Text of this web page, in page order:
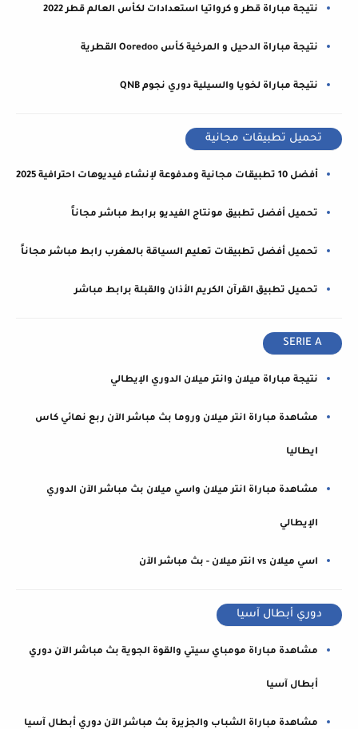
نتيجة مباراة قطر و كرواتيا استعدادات لكأس العالم قطر 2022
نتيجة مباراة الدحيل و المرخية كأس Ooredoo القطرية
نتيجة مباراة لخويا والسيلية دوري نجوم QNB
تحميل تطبيقات مجانية
أفضل 10 تطبيقات مجانية ومدفوعة لإنشاء فيديوهات احترافية 2025
تحميل أفضل تطبيق مونتاج الفيديو برابط مباشر مجاناً
تحميل أفضل تطبيقات تعليم السياقة بالمغرب رابط مباشر مجاناً
تحميل تطبيق القرآن الكريم الأذان والقبلة برابط مباشر
SERIE A
نتيجة مباراة ميلان وانتر ميلان الدوري الإيطالي
مشاهدة مباراة انتر ميلان وروما بث مباشر الآن ربع نهائي كاس
ايطاليا
مشاهدة مباراة انتر ميلان واسي ميلان بث مباشر الآن الدوري
الإيطالي
اسي ميلان vs انتر ميلان - بث مباشر الآن
دوري أبطال آسيا
مشاهدة مباراة مومباي سيتي والقوة الجوية بث مباشر الآن دوري
أبطال آسيا
مشاهدة مباراة الشباب والجزيرة بث مباشر الآن دوري أبطال آسيا